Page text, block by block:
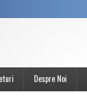
Despre Noi